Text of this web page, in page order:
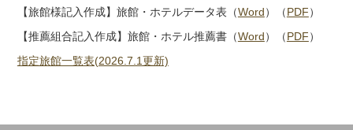
【旅館様記入作成】旅館・ホテルデータ表（Word）（PDF）
【推薦組合記入作成】旅館・ホテル推薦書（Word）（PDF）
指定旅館一覧表(2026.7.1更新)